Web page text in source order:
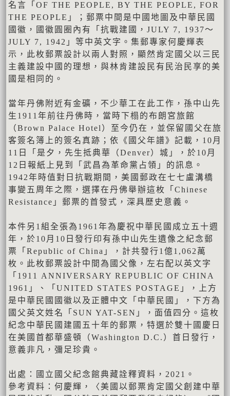
名言「OF THE PEOPLE, BY THE PEOPLE, FOR
THE PEOPLE」；郵票中間是中國地圖及中華民國
國徽，國徽圓圈內有「抗戰建國，JULY 7, 1937～
JULY 7, 1942」等中英文字。集郵專家何慶輝表
示，此枚郵票設計以兩人對照，顯然肯定國父以三民
主義建設中國的理想，與林肯建設民有民治民享的美
國是相同的。
當年丹佛附近有金礦，不少華工在此工作，孫中山先
生1911年前往丹佛時，當時下榻的布朗宮旅館
（Brown Palace Hotel）至今仍在，並保留國父在旅
客簽名簿上的簽名真跡；依《國父年譜》記載，10月
11日「是夕，先生抵典華（Denver）城」，於10月
12日報紙上見到「武昌為革命黨占領」的訊息。
1942年時值對日抗戰期間，美國郵政在七七盧溝橋
事變五周年之際，選擇在丹佛舉辦這枚「Chinese
Resistance」郵票的首發式，深具歷史意義。
本件另1組全張為1961年為慶祝中華民國成立五十週
年，於10月10日發行印有孫中山先生遺像之紀念郵
票「Republic of China」，計共發行1億1,062萬
枚。此枚郵票設計中間為國父像，左右配以英文字
「1911 ANNIVERSARY REPUBLIC OF CHINA
1961」、「UNITED STATES POSTAGE」，上方
是中華民國國徽以及正體中文「中華民國」，下方為
國父英文姓名「SUN YAT-SEN」，面值四分。這枚
紀念中華民國建國五十年的郵票，特選於雙十國慶日
在美國首都華盛頓（Washington D.C.）首日發行，
意義非凡，彌足珍貴。
出處：國立國父紀念館典藏詮釋資料，2021。
參考資料：何慶輝，〈美國以郵票肯定國父創建中華